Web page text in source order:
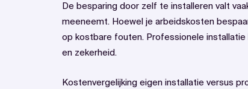
De besparing door zelf te installeren valt
meeneemt. Hoewel je arbeidskosten
op kostbare fouten. Professionele
en zekerheid.
Kostenvergelijking eigen installatie versus